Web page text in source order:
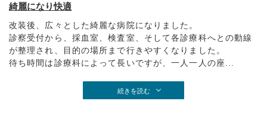
綺麗になり快適
改装後、広々とした綺麗な病院になりました。
診察受付から、採血室、検査室、そして各診療科へとの動線
が整理され、目的の場所まで行きやすくなりました。
待ち時間は診療科によって長いですが、一人一人の座...
続きを読む